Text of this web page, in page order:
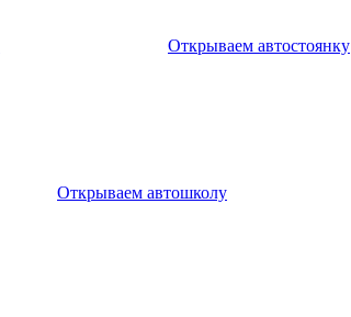
Открываем автостоянку
Открываем автошколу